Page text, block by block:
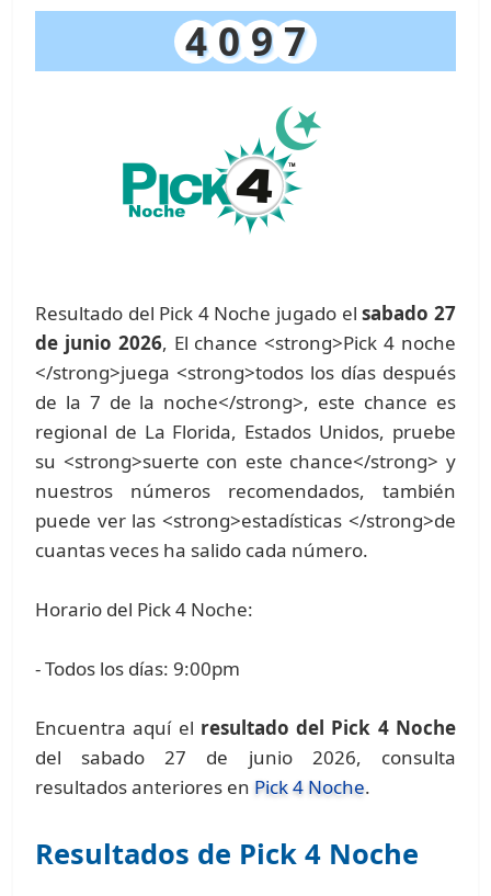
4 0 9 7
Resultado del Pick 4 Noche jugado elsabado 27
de junio 2026, El chance <strong>Pick 4 noche
</strong>juega <strong>todos los días después
de la 7 de la noche</strong>, este chance es
regional de La Florida, Estados Unidos, pruebe
su <strong>suerte con este chance</strong> y
nuestros números recomendados, también
puede ver las <strong>estadísticas </strong>de
cuantas veces ha salido cada número.
Horario del Pick 4 Noche:
- Todos los días: 9:00pm
Encuentra aquí el resultado del Pick 4 Noche
del sabado 27 de junio 2026, consulta
resultados anteriores en Pick 4 Noche.
Resultados de Pick 4 Noche